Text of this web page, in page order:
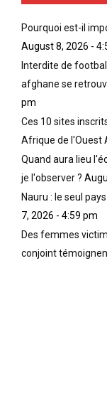
Pourquoi est-il
August 8, 2026 -
Interdite de
afghane se
pm
Ces 10 sites
Afrique de l'Ouest
Quand aura lieu
je l'observer ?
Nauru : le seul
7, 2026 - 4:59 pm
Des femmes
conjoint